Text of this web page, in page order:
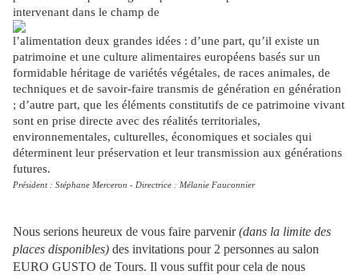
intervenant dans le champ de
l’alimentation deux grandes idées : d’une part, qu’il existe un
patrimoine et une culture alimentaires européens basés sur un
formidable héritage de variétés végétales, de races animales, de
techniques et de savoir-faire transmis de génération en génération
; d’autre part, que les éléments constitutifs de ce patrimoine vivant
sont en prise directe avec des réalités territoriales,
environnementales, culturelles, économiques et sociales qui
déterminent leur préservation et leur transmission aux générations
futures.
Président : Stéphane Merceron - Directrice : Mélanie Fauconnier
Nous serions heureux de vous faire parvenir(dans la limite des
places disponibles) des invitations pour 2 personnes au salon
EURO GUSTO de Tours. Il vous suffit pour cela de nous